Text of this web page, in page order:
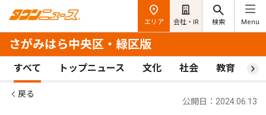
エリア 会社・IR 検索 Menu
さがみはら中央区・緑区版
すべて トップニュース 文化 社会 教育 ス
戻る
公開日：2024.06.13